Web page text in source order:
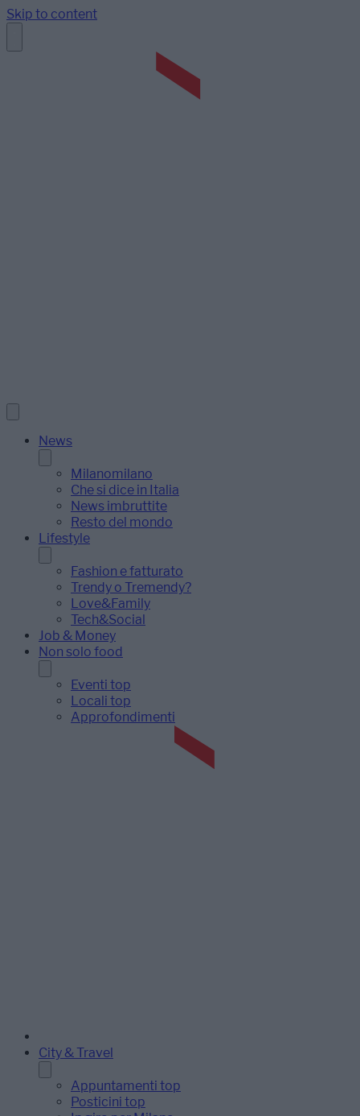
Skip to content
News
Milanomilano
Che si dice in Italia
News imbruttite
Resto del mondo
Lifestyle
Fashion e fatturato
Trendy o Tremendy?
Love&Family
Tech&Social
Job & Money
Non solo food
Eventi top
Locali top
Approfondimenti
City & Travel
Appuntamenti top
Posticini top